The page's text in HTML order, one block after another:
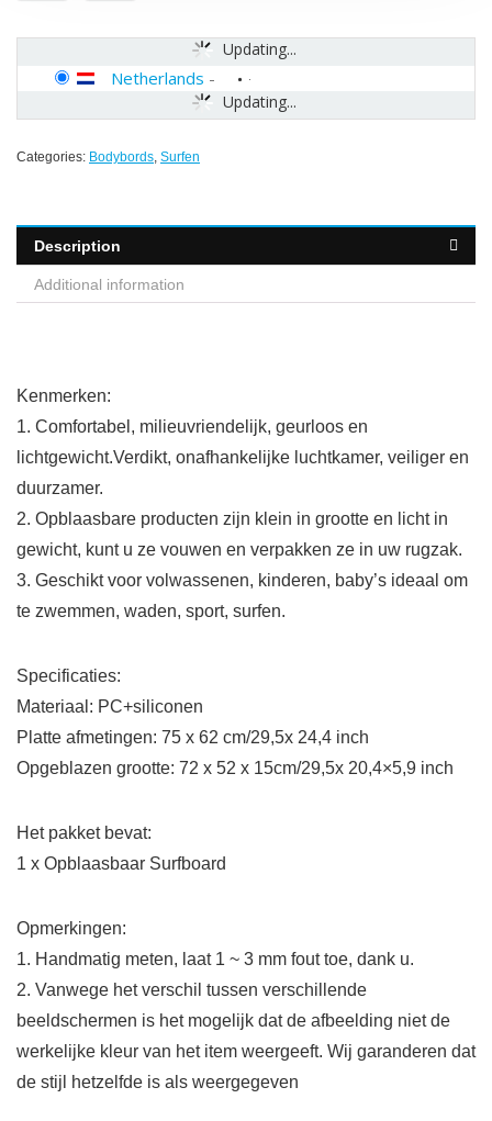
Updating...
Updating...
Netherlands -
Categories: Bodybords, Surfen
Description
Additional information
Kenmerken:
1. Comfortabel, milieuvriendelijk, geurloos en
lichtgewicht.Verdikt, onafhankelijke luchtkamer, veiliger en
duurzamer.
2. Opblaasbare producten zijn klein in grootte en licht in
gewicht, kunt u ze vouwen en verpakken ze in uw rugzak.
3. Geschikt voor volwassenen, kinderen, baby’s ideaal om
te zwemmen, waden, sport, surfen.
Specificaties:
Materiaal: PC+siliconen
Platte afmetingen: 75 x 62 cm/29,5x 24,4 inch
Opgeblazen grootte: 72 x 52 x 15cm/29,5x 20,4×5,9 inch
Het pakket bevat:
1 x Opblaasbaar Surfboard
Opmerkingen:
1. Handmatig meten, laat 1 ~ 3 mm fout toe, dank u.
2. Vanwege het verschil tussen verschillende
beeldschermen is het mogelijk dat de afbeelding niet de
werkelijke kleur van het item weergeeft. Wij garanderen dat
de stijl hetzelfde is als weergegeven